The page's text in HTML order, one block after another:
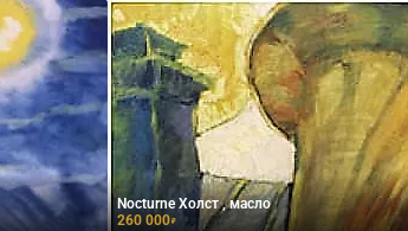
Nocturne Холст , масло
260 000₽